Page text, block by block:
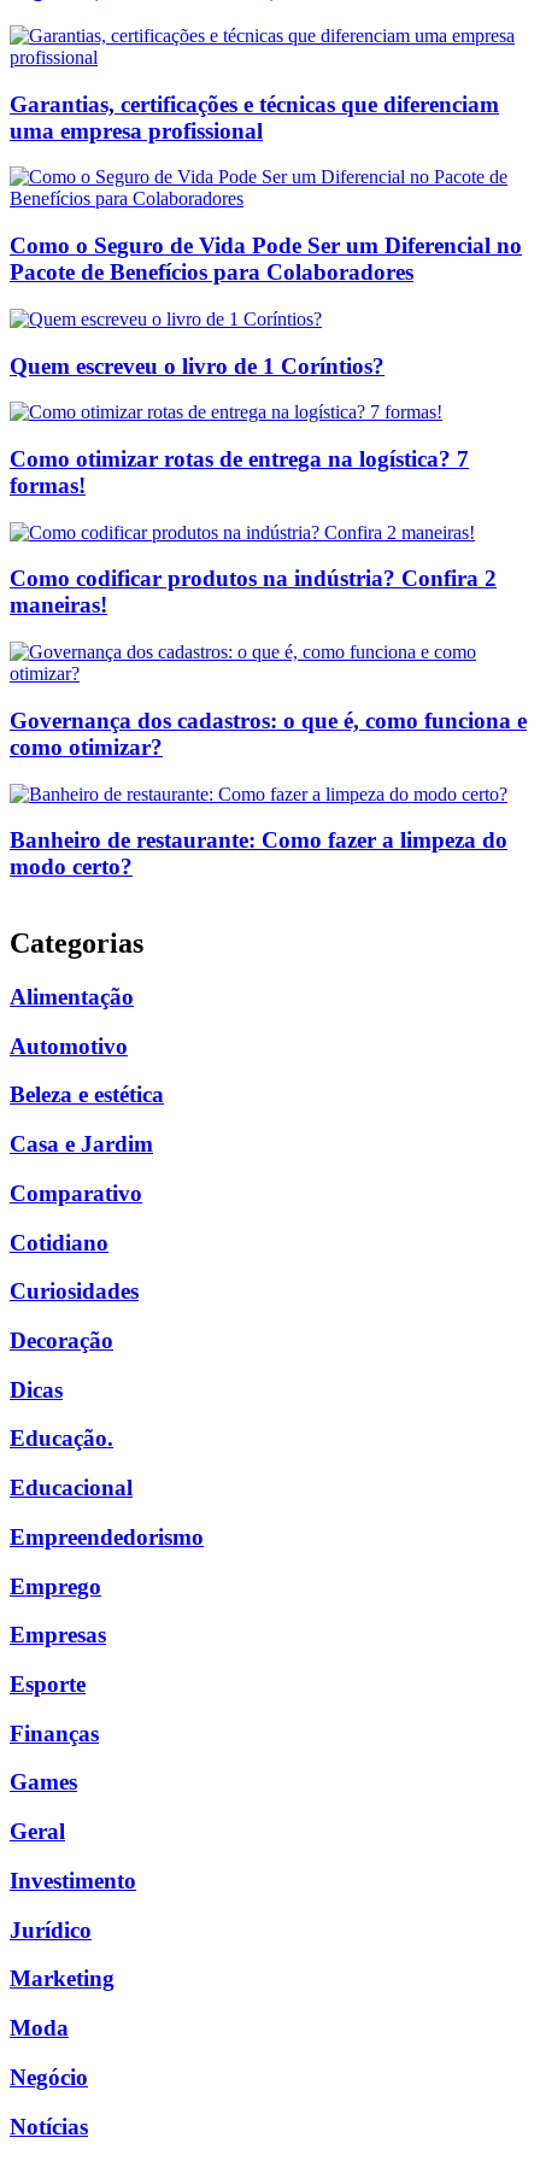
Garantias, certificações e técnicas que diferenciam
uma empresa profissional
Como o Seguro de Vida Pode Ser um Diferencial no
Pacote de Benefícios para Colaboradores
Quem escreveu o livro de 1 Coríntios?
Como otimizar rotas de entrega na logística? 7
formas!
Como codificar produtos na indústria? Confira 2
maneiras!
Governança dos cadastros: o que é, como funciona e
como otimizar?
Banheiro de restaurante: Como fazer a limpeza do
modo certo?
Categorias
Alimentação
Automotivo
Beleza e estética
Casa e Jardim
Comparativo
Cotidiano
Curiosidades
Decoração
Dicas
Educação.
Educacional
Empreendedorismo
Emprego
Empresas
Esporte
Finanças
Games
Geral
Investimento
Jurídico
Marketing
Moda
Negócio
Notícias